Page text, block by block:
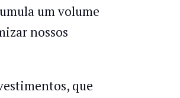
um volume
nossos
que